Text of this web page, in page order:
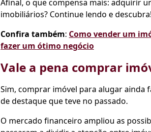
Afinal, o que compensa mais: adquirir
imobiliários? Continue lendo e descubra!
Confira também: Como vender um
fazer um ótimo negócio
Vale a pena comprar
Sim, comprar imóvel para alugar ainda
de destaque que teve no passado.
O mercado financeiro ampliou as